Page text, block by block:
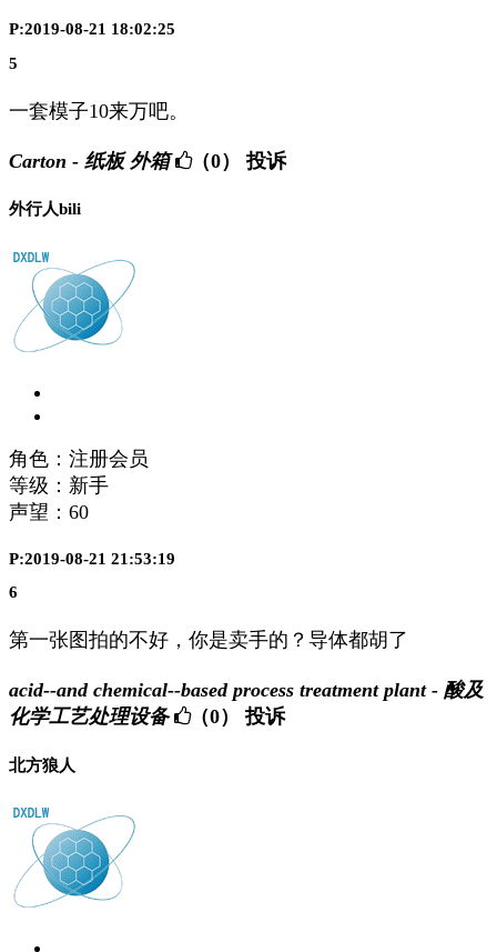
P:2019-08-21 18:02:25
5
一套模子10来万吧。
Carton - 纸板 外箱 （0） 投诉
外行人bili
角色：注册会员
等级：新手
声望： 60
P:2019-08-21 21:53:19
6
第一张图拍的不好，你是卖手的？导体都胡了
acid--and chemical--based process treatment plant - 酸及
化学工艺处理设备
（0） 投诉
北方狼人